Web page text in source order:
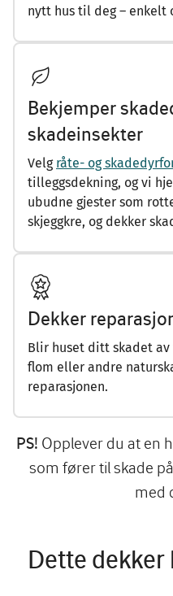
nytt hus til deg – enkelt
Bekjemper
skadeinsekter
Velg råte- og
tilleggsdekning, og vi
ubudne gjester som
skjeggkre, og dekker
Dekker
Blir huset ditt skadet av
flom eller andre
reparasjonen.
PS! Opplever du at en
som fører til skade
med
Dette